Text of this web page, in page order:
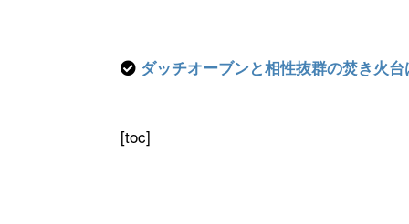
ダッチオーブンと相性抜群の焚き火
[toc]